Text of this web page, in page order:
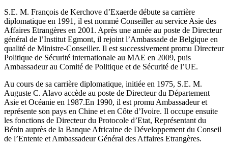
S.E. M. François de Kerchove d’Exaerde débute sa carrière
diplomatique en 1991, il est nommé Conseiller au service Asie des
Affaires Etrangères en 2001. Après une année au poste de Directeur
général de l’Institut Egmont, il rejoint l’Ambassade de Belgique en
qualité de Ministre-Conseiller. Il est successivement promu Directeur
Politique de Sécurité internationale au MAE en 2009, puis
Ambassadeur au Comité de Politique et de Sécurité de l’UE.
Au cours de sa carrière diplomatique, initiée en 1975, S.E. M.
Auguste C. Alavo accède au poste de Directeur du Département
Asie et Océanie en 1987.En 1990, il est promu Ambassadeur et
représente son pays en Chine et en Côte d’Ivoire. Il occupe ensuite
les fonctions de Directeur du Protocole d’Etat, Représentant du
Bénin auprès de la Banque Africaine de Développement du Conseil
de l’Entente et Ambassadeur Général des Affaires Etrangères.